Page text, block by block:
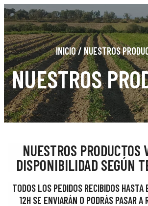
INICIO/ NUESTROS
NUESTROS
NUESTROS PRODUCTOS
DISPONIBILIDAD SEGÚN
TODOS LOS PEDIDOS RECIBIDOS
12H SE ENVIARÁN O PODRÁS PASAR A